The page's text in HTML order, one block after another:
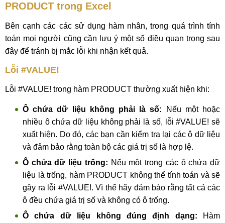
PRODUCT trong Excel
Bên cạnh các các sử dụng hàm nhân, trong quá trình tính
toán mọi người cũng cần lưu ý một số điều quan trọng sau
đây để tránh bị mắc lỗi khi nhận kết quả.
Lỗi #VALUE!
Lỗi #VALUE! trong hàm PRODUCT thường xuất hiện khi:
Ô chứa dữ liệu không phải là số: Nếu một hoặc
nhiều ô chứa dữ liệu không phải là số, lỗi #VALUE! sẽ
xuất hiện. Do đó, các bạn cần kiểm tra lại các ô dữ liệu
và đảm bảo rằng toàn bộ các giá trị số là hợp lệ.
Ô chứa dữ liệu trống: Nếu một trong các ô chứa dữ
liệu là trống, hàm PRODUCT không thể tính toán và sẽ
gây ra lỗi #VALUE!. Vì thế hãy đảm bảo rằng tất cả các
ô đều chứa giá trị số và không có ô trống.
Ô chứa dữ liệu không đúng định dạng: Hàm